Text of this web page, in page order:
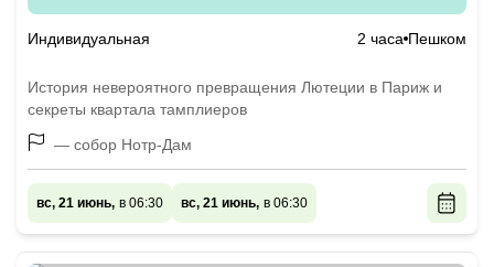
Индивидуальная 2 часа Пешком
История невероятного превращения Лютеции в Париж и
секреты квартала тамплиеров
— собор Нотр-Дам
вс, 21 июнь, в 06:30 вс, 21 июнь, в 06:30